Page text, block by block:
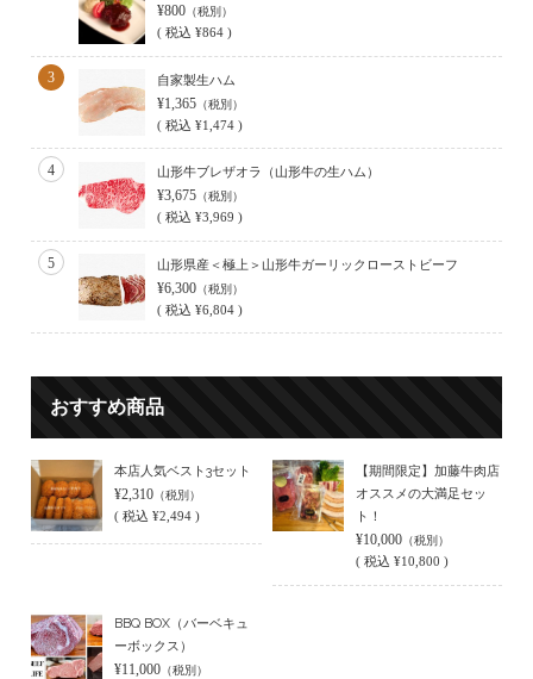
¥800 （税別）
( 税込 ¥864 )
3 自家製生ハム
¥1,365 （税別）
( 税込 ¥1,474 )
4 山形牛ブレザオラ（山形牛の生ハム）
¥3,675 （税別）
( 税込 ¥3,969 )
5 山形県産＜極上＞山形牛ガーリックローストビーフ
¥6,300 （税別）
( 税込 ¥6,804 )
おすすめ商品
本店人気ベスト3セット
¥2,310 （税別）
( 税込 ¥2,494 )
【期間限定】加藤牛肉店
オススメの大満足セッ
ト！
¥10,000（税別）
( 税込 ¥10,800 )
BBQ BOX（バーベキュ
ーボックス）
¥11,000 （税別）